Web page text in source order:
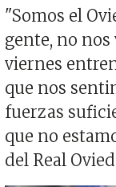
"Somos el
gente, no nos
viernes
que nos
fuerzas
que no
del Real